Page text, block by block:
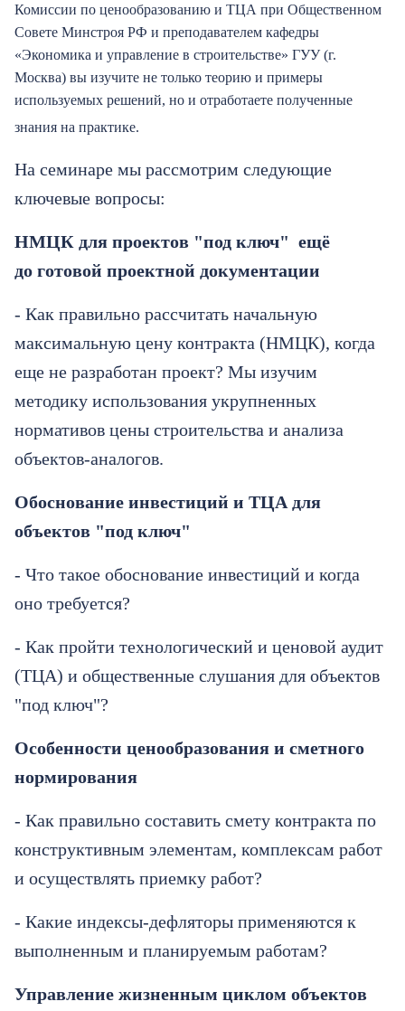
Комиссии по ценообразованию и ТЦА при Общественном
Совете Минстроя РФ и преподавателем кафедры
«Экономика и управление в строительстве» ГУУ (г.
Москва) вы изучите не только теорию и примеры
используемых решений, но и отработаете полученные
знания на практике.
На семинаре мы рассмотрим следующие
ключевые вопросы:
НМЦК для проектов "под ключ" ещё
до готовой проектной документации
- Как правильно рассчитать начальную
максимальную цену контракта (НМЦК), когда
еще не разработан проект? Мы изучим
методику использования укрупненных
нормативов цены строительства и анализа
объектов-аналогов.
Обоснование инвестиций и ТЦА для
объектов "под ключ"
- Что такое обоснование инвестиций и когда
оно требуется?
- Как пройти технологический и ценовой аудит
(ТЦА) и общественные слушания для объектов
"под ключ"?
Особенности ценообразования и сметного
нормирования
- Как правильно составить смету контракта по
конструктивным элементам, комплексам работ
и осуществлять приемку работ?
- Какие индексы-дефляторы применяются к
выполненным и планируемым работам?
Управление жизненным циклом объектов